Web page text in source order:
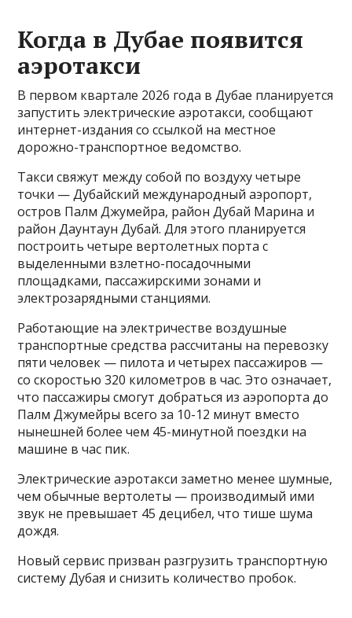
Когда в Дубае появится
аэротакси
В первом квартале 2026 года в Дубае планируется
запустить электрические аэротакси, сообщают
интернет-издания со ссылкой на местное
дорожно-транспортное ведомство.
Такси свяжут между собой по воздуху четыре
точки — Дубайский международный аэропорт,
остров Палм Джумейра, район Дубай Марина и
район Даунтаун Дубай. Для этого планируется
построить четыре вертолетных порта с
выделенными взлетно-посадочными
площадками, пассажирскими зонами и
электрозарядными станциями.
Работающие на электричестве воздушные
транспортные средства рассчитаны на перевозку
пяти человек — пилота и четырех пассажиров —
со скоростью 320 километров в час. Это означает,
что пассажиры смогут добраться из аэропорта до
Палм Джумейры всего за 10-12 минут вместо
нынешней более чем 45-минутной поездки на
машине в час пик.
Электрические аэротакси заметно менее шумные,
чем обычные вертолеты — производимый ими
звук не превышает 45 децибел, что тише шума
дождя.
Новый сервис призван разгрузить транспортную
систему Дубая и снизить количество пробок.